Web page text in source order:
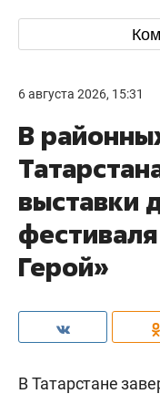
6 августа 2026, 15:31
В
выставки
Герой»
В Татарстане